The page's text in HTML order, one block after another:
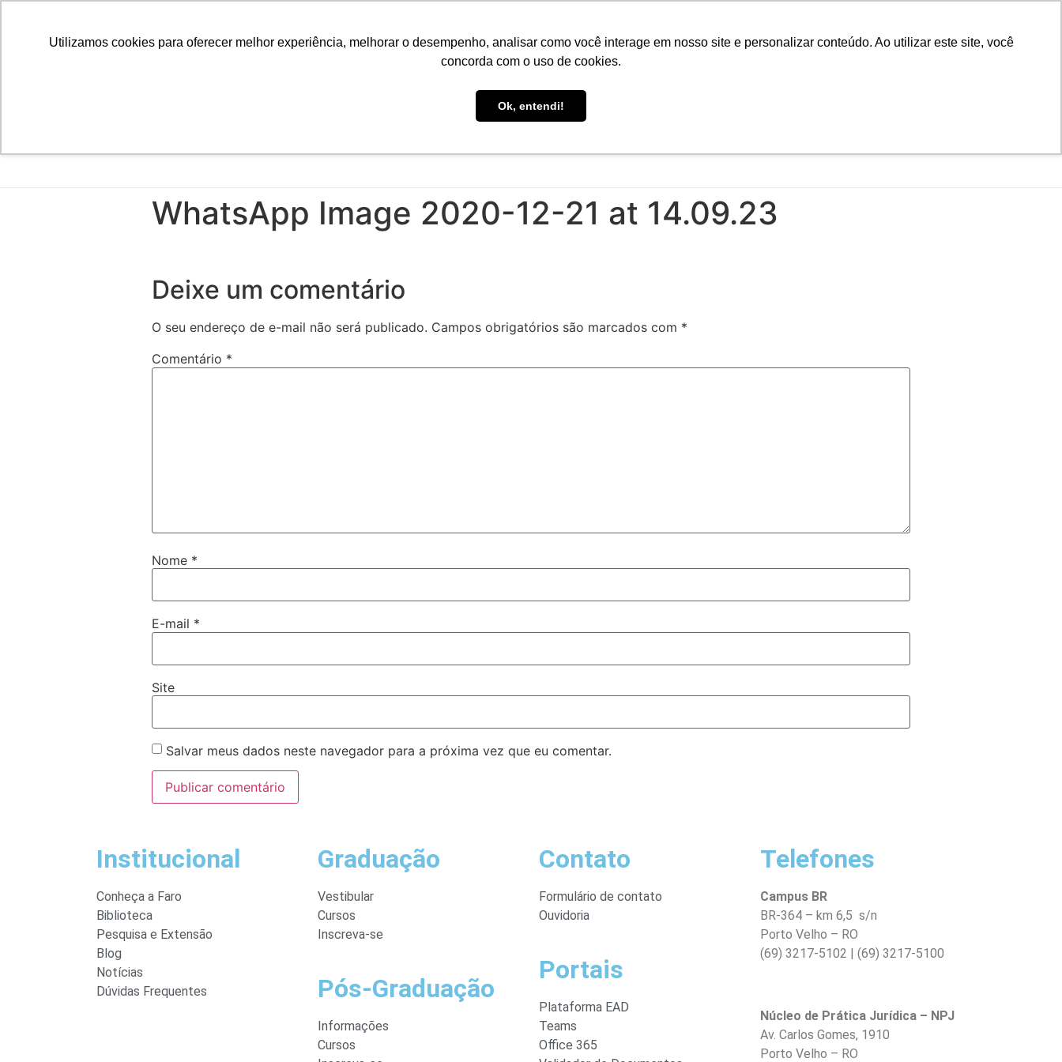
Utilizamos cookies para oferecer melhor experiência, melhorar o desempenho, analisar como você interage em nosso site e personalizar conteúdo. Ao utilizar este site, você
concorda com o uso de cookies.
Ok, entendi!
CONHEÇA A FARO CURSOS
WhatsApp Image 2020-12-21 at 14.09.23
Deixe um comentário
O seu endereço de e-mail não será publicado. Campos obrigatórios são marcados com *
Comentário *
Nome *
E-mail *
Site
Salvar meus dados neste navegador para a próxima vez que eu comentar.
Institucional
Conheça a Faro
Biblioteca
Pesquisa e Extensão
Blog
Notícias
Dúvidas Frequentes
Graduação
Vestibular
Cursos
Inscreva-se
Pós-Graduação
Informações
Cursos
Contato
Formulário de contato
Ouvidoria
Portais
Plataforma EAD
Teams
Office 365
Telefones
Campus BR
BR-364 – km 6,5 s/n
Porto Velho – RO
(69) 3217-5102 | (69) 3217-5100
Núcleo de Prática Jurídica – NPJ
Av. Carlos Gomes, 1910
Porto Velho – RO